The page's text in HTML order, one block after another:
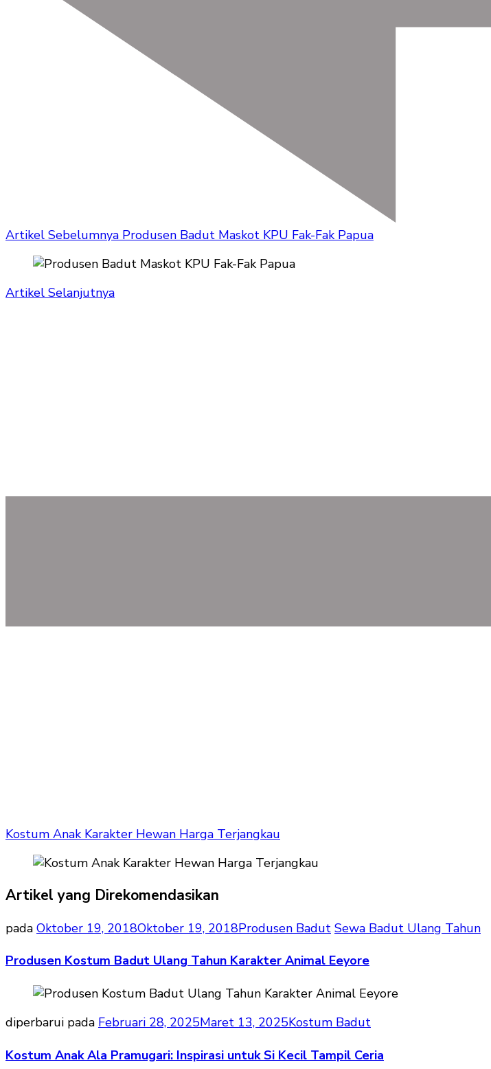
Artikel Sebelumnya Produsen Badut Maskot KPU Fak-Fak Papua
Artikel Selanjutnya
Kostum Anak Karakter Hewan Harga Terjangkau
Artikel yang Direkomendasikan
pada Oktober 19, 2018Oktober 19, 2018Produsen Badut Sewa Badut Ulang Tahun
Produsen Kostum Badut Ulang Tahun Karakter Animal Eeyore
diperbarui pada Februari 28, 2025Maret 13, 2025Kostum Badut
Kostum Anak Ala Pramugari: Inspirasi untuk Si Kecil Tampil Ceria